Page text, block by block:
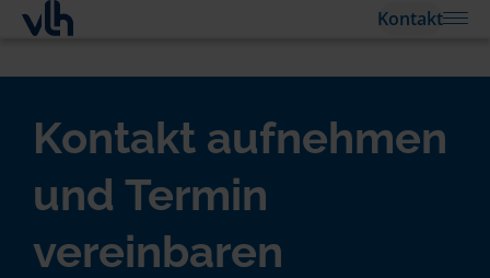
Kontakt
Kontakt aufnehmen
und Termin
vereinbaren